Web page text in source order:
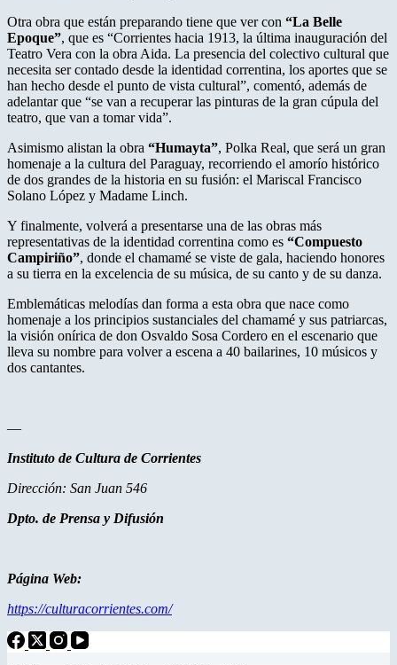
Otra obra que están preparando tiene que ver con “La Belle
Epoque”, que es “Corrientes hacia 1913, la última inauguración del
Teatro Vera con la obra Aida. La presencia del colectivo cultural que
necesita ser contado desde la identidad correntina, los aportes que se
han hecho desde el punto de vista cultural”, comentó, además de
adelantar que “se van a recuperar las pinturas de la gran cúpula del
teatro, que van a tomar vida”.
Asimismo alistan la obra “Humayta”, Polka Real, que será un gran
homenaje a la cultura del Paraguay, recorriendo el amorío histórico
de dos grandes de la historia en su fusión: el Mariscal Francisco
Solano López y Madame Linch.
Y finalmente, volverá a presentarse una de las obras más
representativas de la identidad correntina como es “Compuesto
Campiriño”, donde el chamamé se viste de gala, haciendo honores
a su tierra en la excelencia de su música, de su canto y de su danza.
Emblemáticas melodías dan forma a esta obra que nace como
homenaje a los principios sustanciales del chamamé y sus patriarcas,
la visión onírica de don Osvaldo Sosa Cordero en el escenario que
lleva su nombre para volver a escena a 40 bailarines, 10 músicos y
dos cantantes.
—
Instituto de Cultura de Corrientes
Dirección: San Juan 546
Dpto. de Prensa y Difusión
Página Web:
https://culturacorrientes.com/